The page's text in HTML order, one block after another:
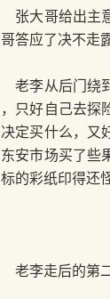
哥给出主意
答应了决不走
从后门绕到
只好自己去探
定买什么，又
安市场买了些
的彩纸印得还
走后的第二